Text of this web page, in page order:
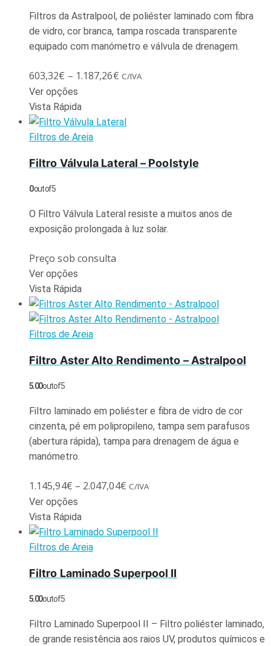
Filtros da Astralpool, de poliéster laminado com fibra
de vidro, cor branca, tampa roscada transparente
equipado com manómetro e válvula de drenagem.
603,32€ – 1.187,26€ C/IVA
Ver opções
Vista Rápida
Filtros de Areia
Filtro Válvula Lateral – Poolstyle
0out of 5
O Filtro Válvula Lateral resiste a muitos anos de
exposição prolongada à luz solar.
Preço sob consulta
Ver opções
Vista Rápida
Filtros de Areia
Filtro Aster Alto Rendimento – Astralpool
5.00out of 5
Filtro laminado em poliéster e fibra de vidro de cor
cinzenta, pé em polipropileno, tampa sem parafusos
(abertura rápida), tampa para drenagem de água e
manómetro.
1.145,94€ – 2.047,04€ C/IVA
Ver opções
Vista Rápida
Filtros de Areia
Filtro Laminado Superpool II
5.00out of 5
Filtro Laminado Superpool II – Filtro poliéster laminado,
de grande resistência aos raios UV, produtos químicos e